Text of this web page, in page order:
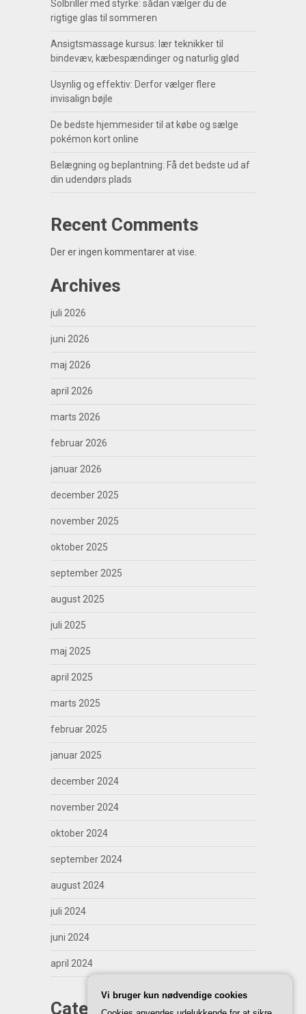
Solbriller med styrke: sådan vælger du de
rigtige glas til sommeren
Ansigtsmassage kursus: lær teknikker til
bindevæv, kæbespændinger og naturlig glød
Usynlig og effektiv: Derfor vælger flere
invisalign bøjle
De bedste hjemmesider til at købe og sælge
pokémon kort online
Belægning og beplantning: Få det bedste ud af
din udendørs plads
Recent Comments
Der er ingen kommentarer at vise.
Archives
juli 2026
juni 2026
maj 2026
april 2026
marts 2026
februar 2026
januar 2026
december 2025
november 2025
oktober 2025
september 2025
august 2025
juli 2025
maj 2025
april 2025
marts 2025
februar 2025
januar 2025
december 2024
november 2024
oktober 2024
september 2024
august 2024
juli 2024
juni 2024
april 2024
Categories
Vi bruger kun nødvendige cookies